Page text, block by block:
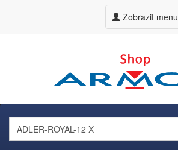
Zobrazit menu